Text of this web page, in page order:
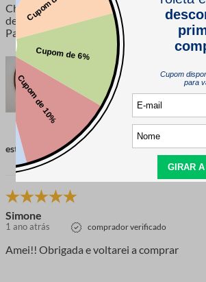
Chegou dentro do prazo e é simplesmente
delicado. Adorei! Com certeza farei mais
Parabéns pela agilidade!
esta avaliação foi útil?
Simone
1 ano atrás comprador verificado
Amei!! Obrigada e voltarei a comprar